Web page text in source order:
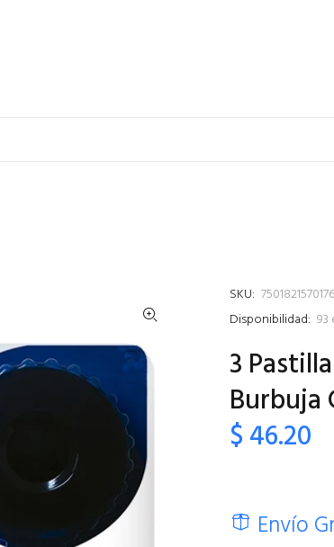
SKU: 7501821570176
Disponibilidad: 93
3
Burbuja
$ 46.20
Envío